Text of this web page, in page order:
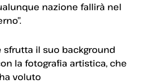
nazione fallirà nel
sfrutta il suo background
la fotografia artistica, che
voluto